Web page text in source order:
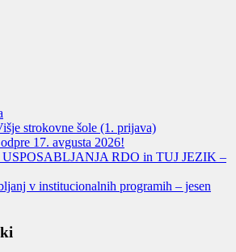
strokovne šole (1. prijava)
17. avgusta 2026!
RDO in TUJ JEZIK –
v institucionalnih programih – jesen